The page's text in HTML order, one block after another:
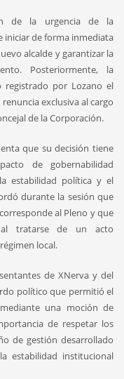
de la urgencia de la
iniciar de forma inmediata
alcalde y garantizar la
Posteriormente, la
registrado por Lozano el
exclusiva al cargo
de la Corporación.
que su decisión tiene
de gobernabilidad
estabilidad política y el
durante la sesión que
al Pleno y que
tratarse de un acto
local.
de XNerva y del
político que permitió el
una moción de
de respetar los
de gestión desarrollado
estabilidad institucional